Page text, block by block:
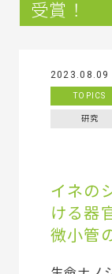
受賞！
2023.08.09
TOPICS
研究
イネの
ける器
微小管